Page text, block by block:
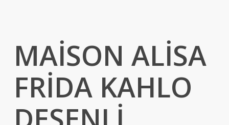
MAİSON ALİSA
FRİDA KAHLO